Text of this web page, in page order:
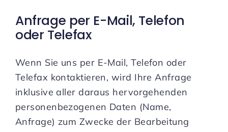
Anfrage per E-Mail, Telefon
oder Telefax
Wenn Sie uns per E-Mail, Telefon oder
Telefax kontaktieren, wird Ihre Anfrage
inklusive aller daraus hervorgehenden
personenbezogenen Daten (Name,
Anfrage) zum Zwecke der Bearbeitung